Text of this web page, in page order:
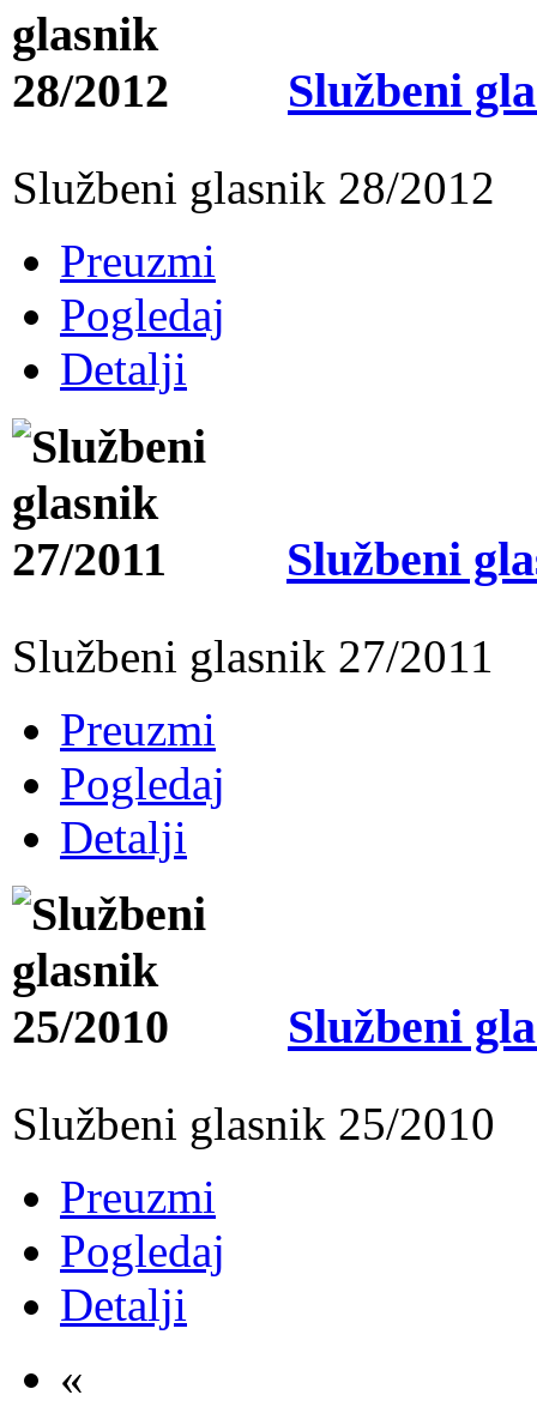
Službeni
Službeni glasnik 28/2012
Preuzmi
Pogledaj
Detalji
Službeni
Službeni glasnik 27/2011
Preuzmi
Pogledaj
Detalji
Službeni
Službeni glasnik 25/2010
Preuzmi
Pogledaj
Detalji
«